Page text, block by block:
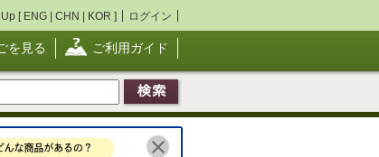
[ ENG | CHN | KOR ] ログイン
を見る ご利用ガイド